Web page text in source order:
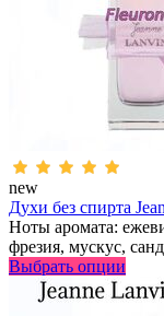
new
Духи без спирта
Ноты аромата:
фрезия, мускус,
Выбрать опции